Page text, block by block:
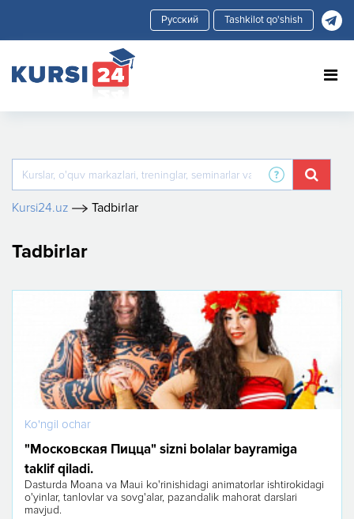
Tashkilot qo'shish
Kursi24.uz Tadbirlar
Tadbirlar
Ko'ngil ochar
"Московская Пицца" sizni bolalar bayramiga
taklif qiladi.
Dasturda Moana va Maui ko'rinishidagi animatorlar ishtirokidagi
o'yinlar, tanlovlar va sovg'alar, pazandalik mahorat darslari
mavjud.